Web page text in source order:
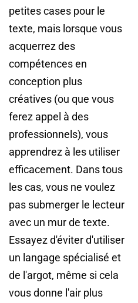
petites cases pour le
texte, mais lorsque vous
acquerrez des
compétences en
conception plus
créatives (ou que vous
ferez appel à des
professionnels), vous
apprendrez à les utiliser
efficacement. Dans tous
les cas, vous ne voulez
pas submerger le lecteur
avec un mur de texte.
Essayez d'éviter d'utiliser
un langage spécialisé et
de l'argot, même si cela
vous donne l'air plus